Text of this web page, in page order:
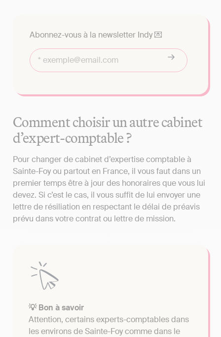
Abonnez-vous à la newsletter Indy 💌
Comment choisir un autre cabinet
d’expert-comptable ?
Pour changer de cabinet d’expertise comptable à
Sainte-Foy ou partout en France, il vous faut dans un
premier temps être à jour des honoraires que vous lui
devez. Si c’est le cas, il vous suffit de lui envoyer une
lettre de résiliation en respectant le délai de préavis
prévu dans votre contrat ou lettre de mission.
💡 Bon à savoir
Attention, certains experts-comptables dans
les environs de Sainte-Foy comme dans le